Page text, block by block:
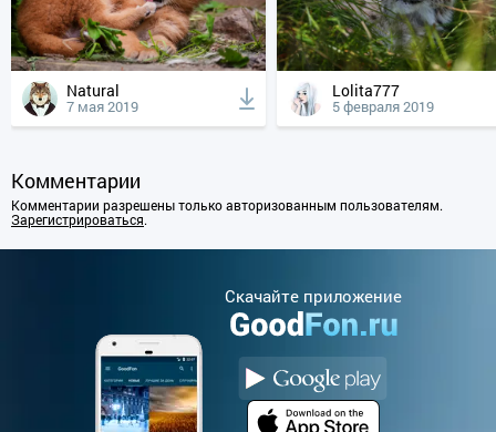
Natural
7 мая 2019
Lolita777
5 февраля 2019
Комментарии
Комментарии разрешены только авторизованным пользователям.
Зарегистрироваться.
Cкачайте приложение